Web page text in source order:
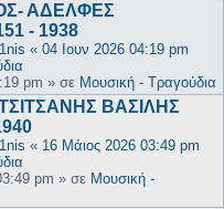
ΑΔΕΛΦΕΣ
- 1938
« 04 Ιουν 2026 04:19 pm
pm » σε Μουσική - Τραγούδια
ΒΑΣΙΛΗΣ
« 16 Μάιος 2026 03:49 pm
pm » σε Μουσική -